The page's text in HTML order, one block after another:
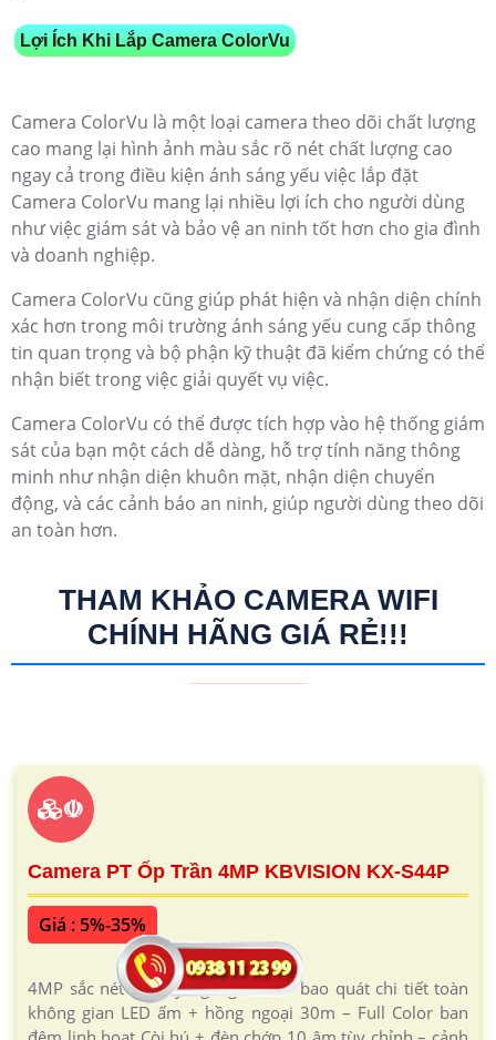
Lợi Ích Khi Lắp Camera ColorVu
Camera ColorVu là một loại camera theo dõi chất lượng
cao mang lại hình ảnh màu sắc rõ nét chất lượng cao
ngay cả trong điều kiện ánh sáng yếu việc lắp đặt
Camera ColorVu mang lại nhiều lợi ích cho người dùng
như việc giám sát và bảo vệ an ninh tốt hơn cho gia đình
và doanh nghiệp.
Camera ColorVu cũng giúp phát hiện và nhận diện chính
xác hơn trong môi trường ánh sáng yếu cung cấp thông
tin quan trọng và bộ phận kỹ thuật đã kiểm chứng có thể
nhận biết trong việc giải quyết vụ việc.
Camera ColorVu có thể được tích hợp vào hệ thống giám
sát của bạn một cách dễ dàng, hỗ trợ tính năng thông
minh như nhận diện khuôn mặt, nhận diện chuyển
động, và các cảnh báo an ninh, giúp người dùng theo dõi
an toàn hơn.
THAM KHẢO CAMERA WIFI
CHÍNH HÃNG GIÁ RẺ!!!
☫
Camera PT Ốp Trần 4MP KBVISION KX-S44P
Giá : 5%-35%
4MP sắc nét + quay ngang 345° – bao quát chi tiết toàn
không gian LED ấm + hồng ngoại 30m – Full Color ban